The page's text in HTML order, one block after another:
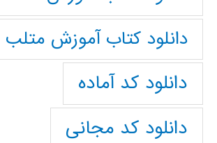
دانلود کتاب آموزش متلب
دانلود کد آماده
دانلود کد مجانی